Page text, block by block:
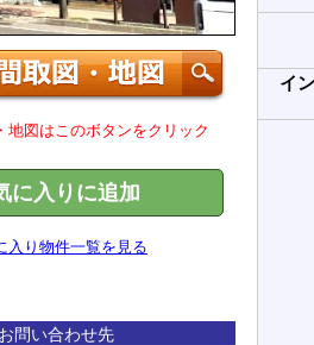
地図はこのボタンをクリック
に入りに追加
入り物件一覧を見る
お問い合わせ先
イ